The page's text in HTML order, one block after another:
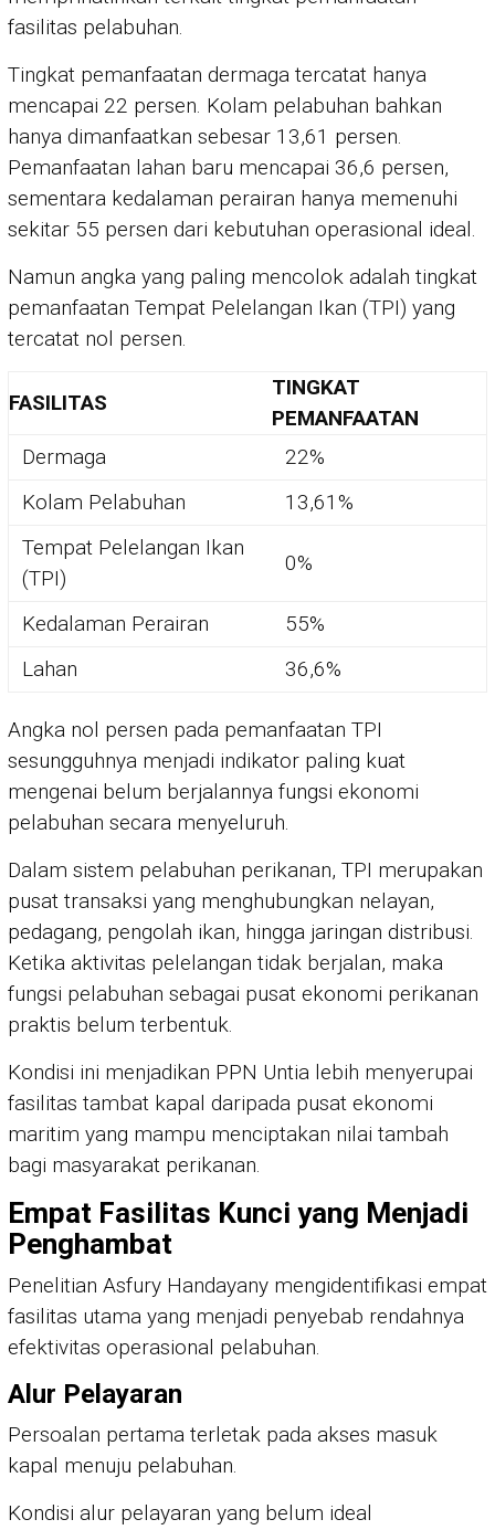
fasilitas pelabuhan.
Tingkat pemanfaatan dermaga tercatat hanya
mencapai 22 persen. Kolam pelabuhan bahkan
hanya dimanfaatkan sebesar 13,61 persen.
Pemanfaatan lahan baru mencapai 36,6 persen,
sementara kedalaman perairan hanya memenuhi
sekitar 55 persen dari kebutuhan operasional ideal.
Namun angka yang paling mencolok adalah tingkat
pemanfaatan Tempat Pelelangan Ikan (TPI) yang
tercatat nol persen.
FASILITAS
TINGKAT
PEMANFAATAN
Dermaga
22%
Kolam Pelabuhan
13,61%
Tempat Pelelangan Ikan
(TPI)
0%
Kedalaman Perairan
55%
Lahan
36,6%
Angka nol persen pada pemanfaatan TPI
sesungguhnya menjadi indikator paling kuat
mengenai belum berjalannya fungsi ekonomi
pelabuhan secara menyeluruh.
Dalam sistem pelabuhan perikanan, TPI merupakan
pusat transaksi yang menghubungkan nelayan,
pedagang, pengolah ikan, hingga jaringan distribusi.
Ketika aktivitas pelelangan tidak berjalan, maka
fungsi pelabuhan sebagai pusat ekonomi perikanan
praktis belum terbentuk.
Kondisi ini menjadikan PPN Untia lebih menyerupai
fasilitas tambat kapal daripada pusat ekonomi
maritim yang mampu menciptakan nilai tambah
bagi masyarakat perikanan.
Empat Fasilitas Kunci yang Menjadi
Penghambat
Penelitian Asfury Handayany mengidentifikasi empat
fasilitas utama yang menjadi penyebab rendahnya
efektivitas operasional pelabuhan.
Alur Pelayaran
Persoalan pertama terletak pada akses masuk
kapal menuju pelabuhan.
Kondisi alur pelayaran yang belum ideal